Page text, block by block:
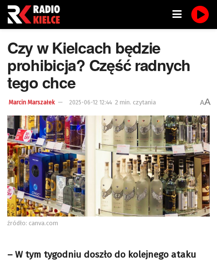
Czy w Kielcach będzie
prohibicja? Część radnych
tego chce
Marcin Marszałek 2025-06-12 12:44 2 min. czytania AA
źródło: canva.com
– W tym tygodniu doszło do kolejnego ataku